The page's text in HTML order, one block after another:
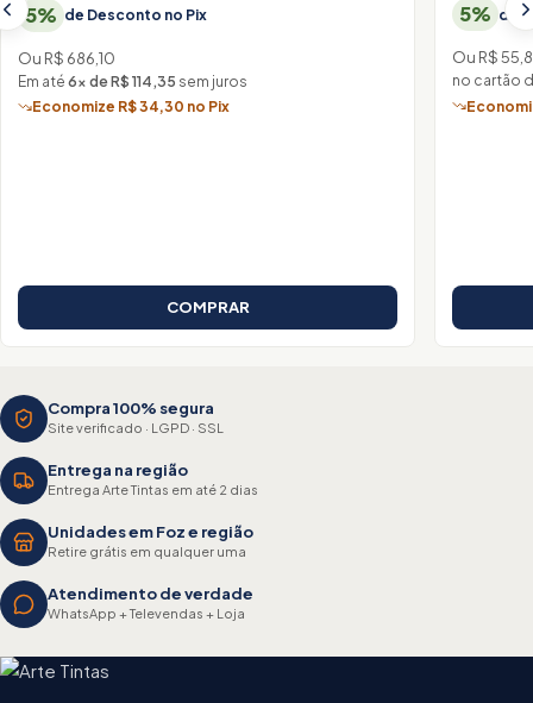
5% de Desconto no Pix
Ou R$ 686,10
Em até 6× de R$ 114,35 sem juros
Economize R$ 34,30 no Pix
COMPRAR
5% de
Ou R$
no cartão
Compra 100% segura
Site verificado · LGPD · SSL
Entrega na região
Entrega Arte Tintas em até 2 dias
Unidades em Foz e região
Retire grátis em qualquer uma
Atendimento de verdade
WhatsApp + Televendas + Loja